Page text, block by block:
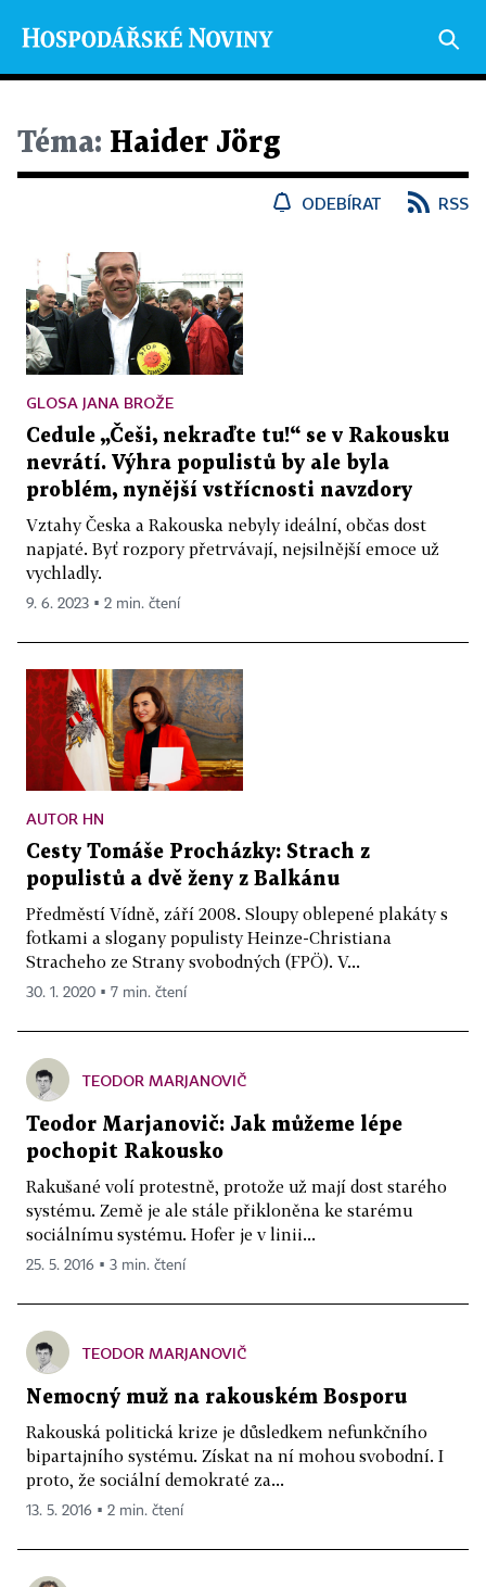
Téma: Haider Jörg
ODEBÍRAT RSS
GLOSA JANA BROŽE
Cedule „Češi, nekraďte tu!“ se v Rakousku
nevrátí. Výhra populistů by ale byla
problém, nynější vstřícnosti navzdory
Vztahy Česka a Rakouska nebyly ideální, občas dost
napjaté. Byť rozpory přetrvávají, nejsilnější emoce už
vychladly.
9. 6. 2023 ▪ 2 min. čtení
AUTOR HN
Cesty Tomáše Procházky: Strach z
populistů a dvě ženy z Balkánu
Předměstí Vídně, září 2008. Sloupy oblepené plakáty s
fotkami a slogany populisty Heinze-Christiana
Stracheho ze Strany svobodných (FPÖ). V...
30. 1. 2020 ▪ 7 min. čtení
TEODOR MARJANOVIČ
Teodor Marjanovič: Jak můžeme lépe
pochopit Rakousko
Rakušané volí protestně, protože už mají dost starého
systému. Země je ale stále přikloněna ke starému
sociálnímu systému. Hofer je v linii...
25. 5. 2016 ▪ 3 min. čtení
TEODOR MARJANOVIČ
Nemocný muž na rakouském Bosporu
Rakouská politická krize je důsledkem nefunkčního
bipartajního systému. Získat na ní mohou svobodní. I
proto, že sociální demokraté za...
13. 5. 2016 ▪ 2 min. čtení